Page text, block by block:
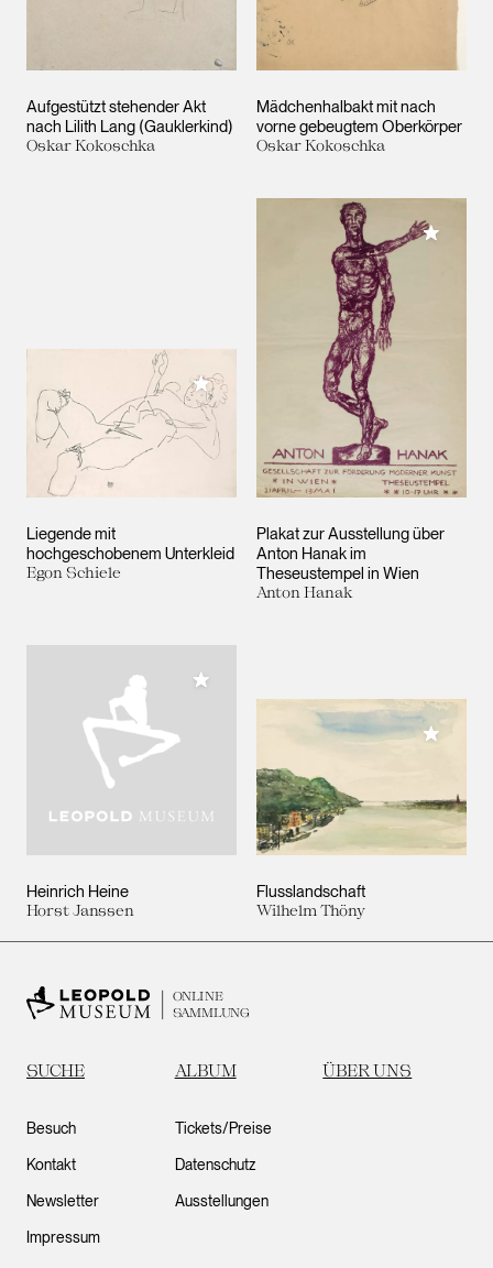
Aufgestützt stehender Akt
nach Lilith Lang (Gauklerkind)
Oskar Kokoschka
Mädchenhalbakt mit nach
vorne gebeugtem Oberkörper
Oskar Kokoschka
Liegende mit
hochgeschobenem Unterkleid
Egon Schiele
Meiner Sammlung hinzufügen
Plakat zur Ausstellung über
Anton Hanak im
Theseustempel in Wien
Anton Hanak
Meiner
Heinrich Heine
Horst Janssen
Meiner Sammlung hinzufügen
Flusslandschaft
Wilhelm Thöny
Meiner
ONLINE
SAMMLUNG
SUCHE ALBUM ÜBER UNS
Besuch
Kontakt
Newsletter
Impressum
Tickets/Preise
Datenschutz
Ausstellungen